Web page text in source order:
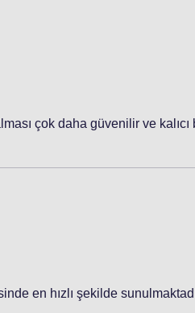
çok daha güvenilir ve kalıcı
en hızlı şekilde